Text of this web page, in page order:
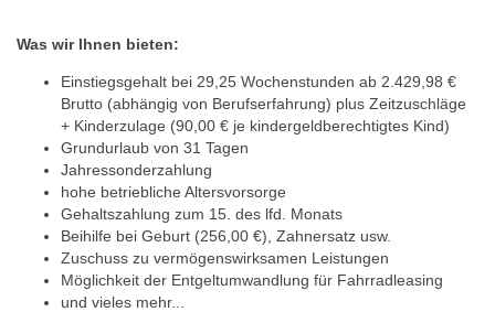
Was wir Ihnen bieten:
Einstiegsgehalt bei 29,25 Wochenstunden ab 2.429,98 €
Brutto (abhängig von Berufserfahrung) plus Zeitzuschläge
+ Kinderzulage (90,00 € je kindergeldberechtigtes Kind)
Grundurlaub von 31 Tagen
Jahressonderzahlung
hohe betriebliche Altersvorsorge
Gehaltszahlung zum 15. des lfd. Monats
Beihilfe bei Geburt (256,00 €), Zahnersatz usw.
Zuschuss zu vermögenswirksamen Leistungen
Möglichkeit der Entgeltumwandlung für Fahrradleasing
und vieles mehr...